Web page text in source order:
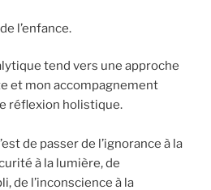
l’enfance.
tend vers une approche
et mon accompagnement
réflexion holistique.
de passer de l’ignorance à la
à la lumière, de
de l’inconscience à la